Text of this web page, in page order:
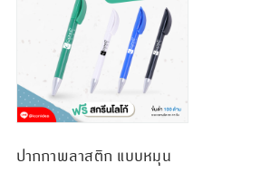
ปากกาพลาสติก แบบหมุน